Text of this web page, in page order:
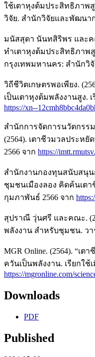
ใช้เตาหุงต้มประสิทธิภาพ
วิจัย. สำนักวิจัยและพัฒนา
มนัสสุดา นันทสิริพร และค
ทำเตาหุงต้มประสิทธิภาพ
กรุงเทพมหานคร: สำนักวิ
วิถีชีวิตเกษตรพอเพียง.
เป็นเตาหุงต้มพลังงานสูง.
https://xn--
สำนักการจัดการนวัตกรร
(2564). เตาชีวมวลประหยั
2566 จาก https://
สำนักงานกองทุนสนับสนุน
ชุมชนเมืองลอง คิดค้นเตา
กุมภาพันธ์ 2566 จาก
สุปราณี วุ่นศรี และคณะ.
พลังงาน สำหรับชุมชน. วา
MGR Online. (2564). “เ
ควันเป็นพลังงาน. เรียกใช้
https://mgronline.com/
Downloads
PDF
Published